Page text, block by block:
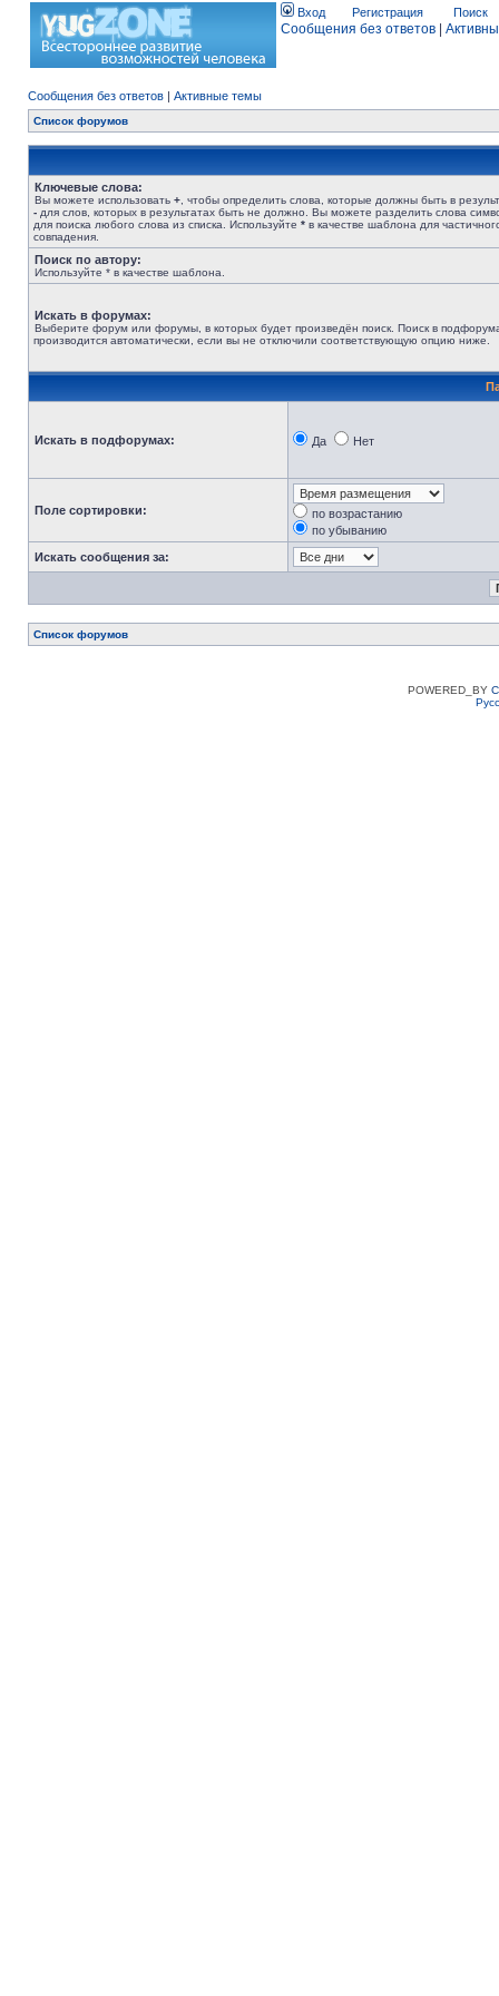
Вход Регистрация Поиск
Сообщения без ответов
Сообщения без ответов | Активные темы
Список форумов
Ключевые слова:
Вы можете использовать + , чтобы определить слова, которые должны быть в
- для слов, которых в результатах быть не должно. Вы можете разделить слова
для поиска любого слова из списка. Используйте * в качестве шаблона для
совпадения.
Поиск по автору:
Используйте * в качестве шаблона.
Искать в форумах:
Выберите форум или форумы, в которых будет произведён поиск. Поиск в
производится автоматически, если вы не отключили соответствующую опцию ниже.
Искать в подфорумах: Да Нет
Поле сортировки:
по возрастанию
по убыванию
Искать сообщения за:
Список форумов
POWERED_BY